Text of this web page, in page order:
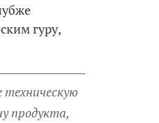
гуру,
продукта,